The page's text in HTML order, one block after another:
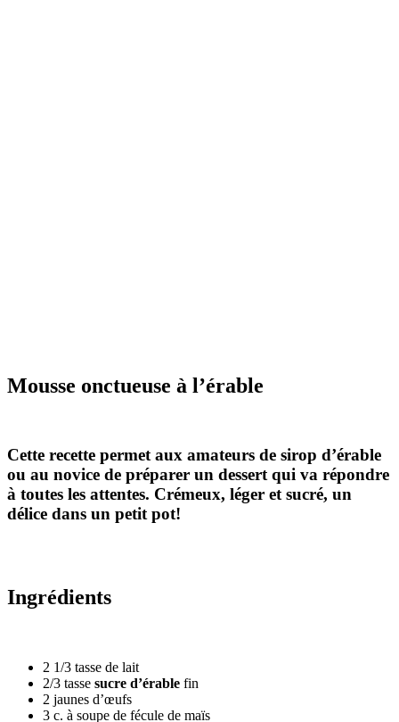
Mousse onctueuse à l’érable
Cette recette permet aux amateurs de sirop d’érable
ou au novice de préparer un dessert qui va répondre
à toutes les attentes. Crémeux, léger et sucré, un
délice dans un petit pot!
Ingrédients
2 1/3 tasse de lait
2/3 tasse sucre d’érable fin
2 jaunes d’œufs
3 c. à soupe de fécule de maïs